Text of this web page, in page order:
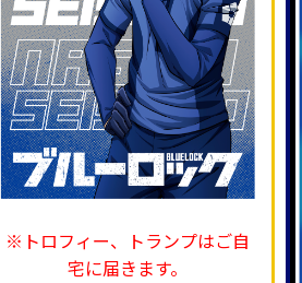
※トロフィー、トランプはご自
宅に届きます。